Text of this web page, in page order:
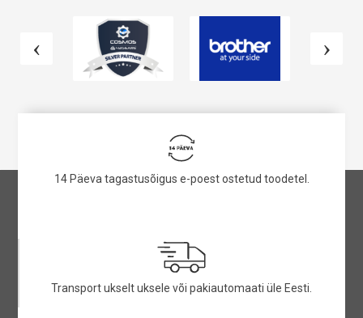
14 Päeva tagastusõigus e-poest ostetud toodetel.
Transport ukselt uksele või pakiautomaati üle Eesti.